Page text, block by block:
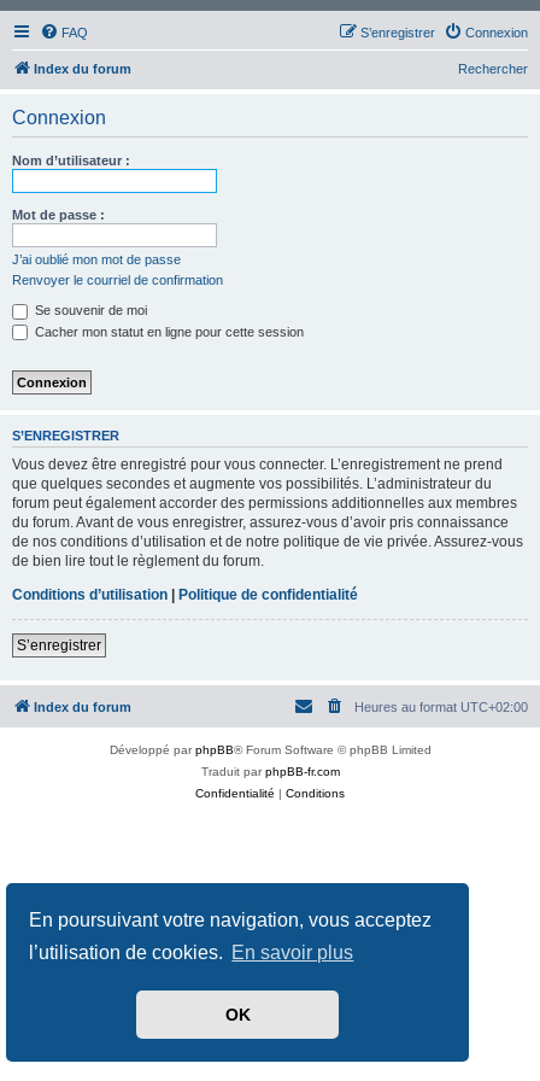
En poursuivant votre navigation, vous acceptez
l’utilisation de cookies. En savoir plus
OK
FAQ Connexion
S’enregistrer
Index du forum Rechercher
Connexion
Nom d’utilisateur :
Mot de passe :
J’ai oublié mon mot de passe
Renvoyer le courriel de confirmation
Se souvenir de moi
Cacher mon statut en ligne pour cette session
S’ENREGISTRER
Vous devez être enregistré pour vous connecter. L’enregistrement ne prend
que quelques secondes et augmente vos possibilités. L’administrateur du
forum peut également accorder des permissions additionnelles aux membres
du forum. Avant de vous enregistrer, assurez-vous d’avoir pris connaissance
de nos conditions d’utilisation et de notre politique de vie privée. Assurez-vous
de bien lire tout le règlement du forum.
Conditions d’utilisation | Politique de confidentialité
S’enregistrer
Index du forum Heures au format UTC+02:00
Développé parphpBB® Forum Software © phpBB Limited
Traduit parphpBB-fr.com
Confidentialité | Conditions